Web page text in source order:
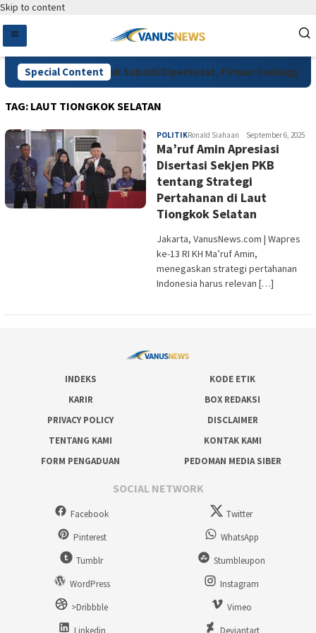
Skip to content
Special Content
Pengawasan Pupuk Subsidi Diperketat, Firman Soebagyo
TAG: LAUT TIONGKOK SELATAN
POLITIKRonald Siahaan September 6, 2025
Ma’ruf Amin Apresiasi
Disertasi Sekjen PKB
tentang Strategi
Pertahanan di Laut
Tiongkok Selatan
Jakarta, VanusNews.com | Wapres
ke-13 RI KH Ma’ruf Amin,
menegaskan strategi pertahanan
Indonesia harus relevan […]
INDEKS
KODE ETIK
KARIR
BOX REDAKSI
PRIVACY POLICY
DISCLAIMER
TENTANG KAMI
KONTAK KAMI
FORM PENGADUAN
PEDOMAN MEDIA SIBER
SOCIAL NETWORK
Facebook
Twitter
Pinterest
WhatsApp
Tumblr
Stumbleupon
WordPress
Instagram
>Dribbble
Vimeo